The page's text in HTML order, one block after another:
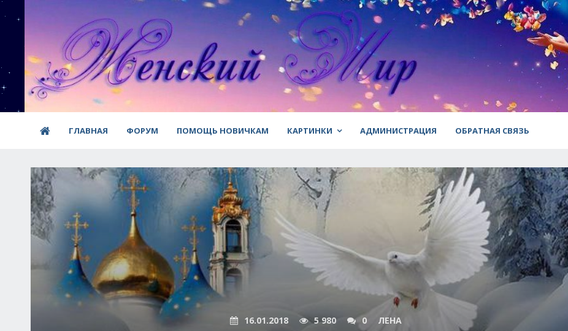
ГЛАВНАЯ ФОРУМ ПОМОЩЬ НОВИЧКАМ КАРТИНКИ АДМИНИСТРАЦИЯ ОБРАТНАЯ СВЯЗЬ
16.01.2018 5 980 0 ЛЕНА